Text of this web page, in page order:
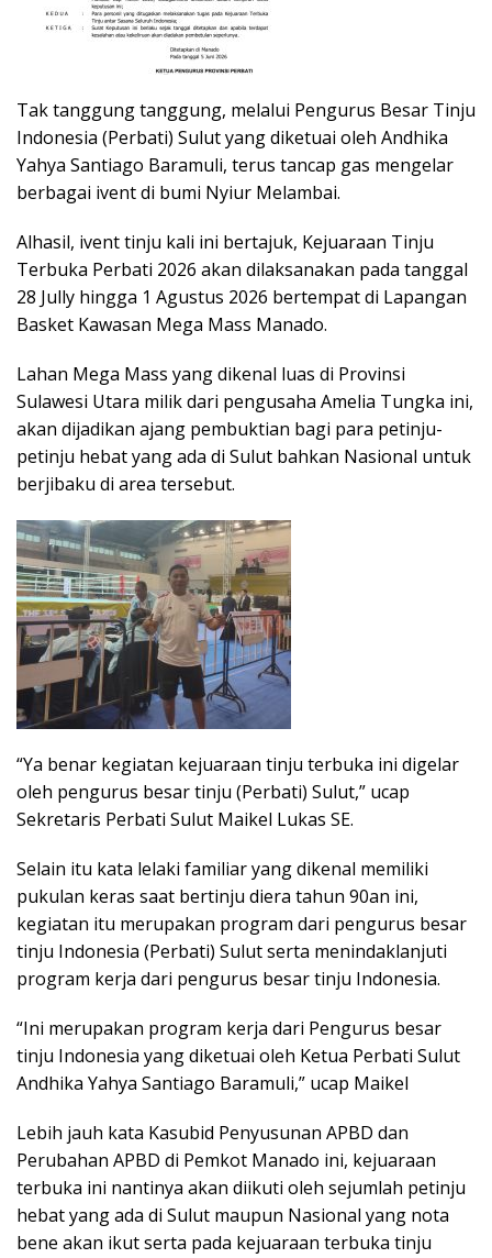
Tak tanggung tanggung, melalui Pengurus Besar Tinju
Indonesia (Perbati) Sulut yang diketuai oleh Andhika
Yahya Santiago Baramuli, terus tancap gas mengelar
berbagai ivent di bumi Nyiur Melambai.
Alhasil, ivent tinju kali ini bertajuk, Kejuaraan Tinju
Terbuka Perbati 2026 akan dilaksanakan pada tanggal
28 Jully hingga 1 Agustus 2026 bertempat di Lapangan
Basket Kawasan Mega Mass Manado.
Lahan Mega Mass yang dikenal luas di Provinsi
Sulawesi Utara milik dari pengusaha Amelia Tungka ini,
akan dijadikan ajang pembuktian bagi para petinju-
petinju hebat yang ada di Sulut bahkan Nasional untuk
berjibaku di area tersebut.
“Ya benar kegiatan kejuaraan tinju terbuka ini digelar
oleh pengurus besar tinju (Perbati) Sulut,” ucap
Sekretaris Perbati Sulut Maikel Lukas SE.
Selain itu kata lelaki familiar yang dikenal memiliki
pukulan keras saat bertinju diera tahun 90an ini,
kegiatan itu merupakan program dari pengurus besar
tinju Indonesia (Perbati) Sulut serta menindaklanjuti
program kerja dari pengurus besar tinju Indonesia.
“Ini merupakan program kerja dari Pengurus besar
tinju Indonesia yang diketuai oleh Ketua Perbati Sulut
Andhika Yahya Santiago Baramuli,” ucap Maikel
Lebih jauh kata Kasubid Penyusunan APBD dan
Perubahan APBD di Pemkot Manado ini, kejuaraan
terbuka ini nantinya akan diikuti oleh sejumlah petinju
hebat yang ada di Sulut maupun Nasional yang nota
bene akan ikut serta pada kejuaraan terbuka tinju